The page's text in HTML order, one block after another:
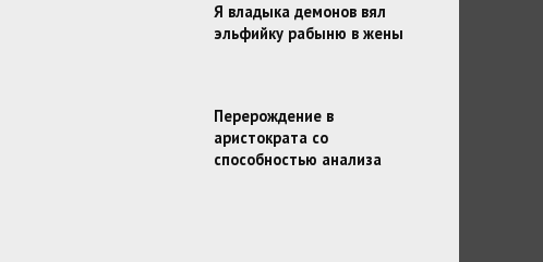
Я владыка демонов вял
эльфийку рабыню в жены
Перерождение в
аристократа со
способностью анализа